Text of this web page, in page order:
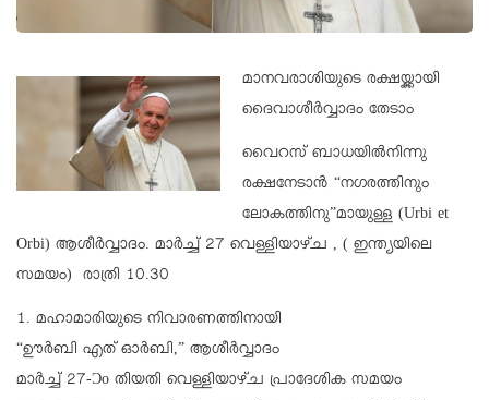
മാനവരാശിയുടെ രക്ഷയ്ക്കായി
ദൈവാശീര്‍വ്വാദം തേടാം
വൈറസ് ബാധയില്‍നിന്നു
രക്ഷനേടാന്‍ “നഗരത്തിനും
ലോകത്തിനു”മായുള്ള (Urbi et
Orbi) ആശീര്‍വ്വാദം. മാര്‍ച്ച് 27 വെള്ളിയാഴ്ച , ( ഇന്ത്യയിലെ
സമയം) രാത്രി 10.30
1. മഹാമാരിയുടെ നിവാരണത്തിനായി
“ഊര്‍ബി എത് ഓര്‍ബി,” ആശീര്‍വ്വാദം
മാര്‍ച്ച് 27-Ɔο തിയതി വെള്ളിയാഴ്ച പ്രാദേശിക സമയം